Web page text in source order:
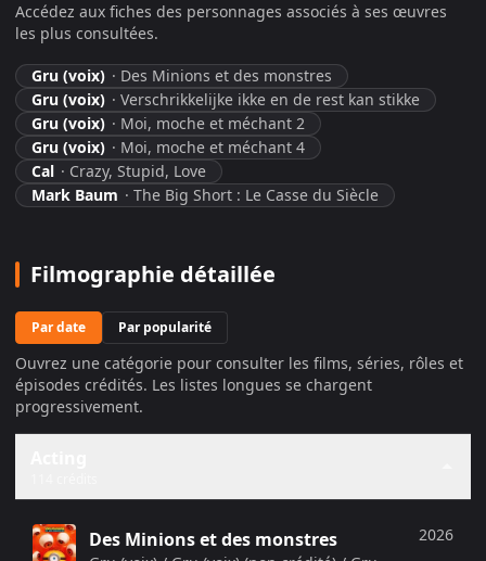
Accédez aux fiches des personnages associés à ses œuvres
les plus consultées.
Gru (voix) · Des Minions et des monstres
Gru (voix) · Verschrikkelijke ikke en de rest kan stikke
Gru (voix) · Moi, moche et méchant 2
Gru (voix) · Moi, moche et méchant 4
Cal · Crazy, Stupid, Love
Mark Baum · The Big Short : Le Casse du Siècle
Filmographie détaillée
Par date Par popularité
Ouvrez une catégorie pour consulter les films, séries, rôles et
épisodes crédités. Les listes longues se chargent
progressivement.
Des Minions et des monstres 2026